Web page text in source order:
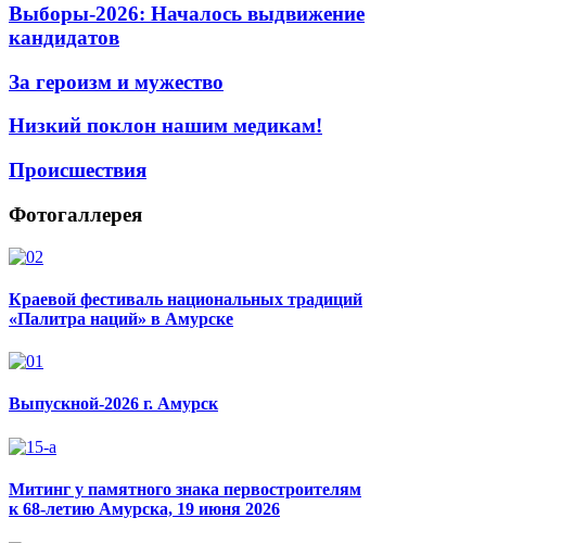
Выборы-2026: Началось выдвижение
кандидатов
За героизм и мужество
Низкий поклон нашим медикам!
Происшествия
Фотогаллерея
Краевой фестиваль национальных традиций
«Палитра наций» в Амурске
Выпускной-2026 г. Амурск
Митинг у памятного знака первостроителям
к 68-летию Амурска, 19 июня 2026